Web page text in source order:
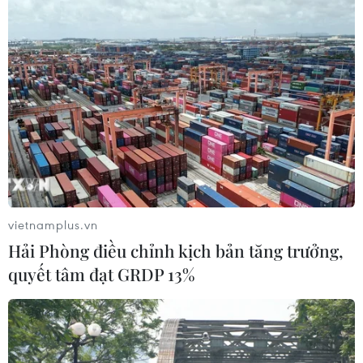
Lực lượng Houthi tấn công quân đội
Yemen, ít nhất 45 binh sỹ thương
vong
06/08/2026 23:57
Xung đột Israel-Hamas: Ít nhất 300
trẻ em thiệt mạng trong 300 ngày
Iran và Oman thống nhất mở lại eo
biển Hormuz trong 60 ngày
06/08/2026 12:25
vietnamplus.vn
Hải Phòng điều chỉnh kịch bản tăng trưởng,
quyết tâm đạt GRDP 13%